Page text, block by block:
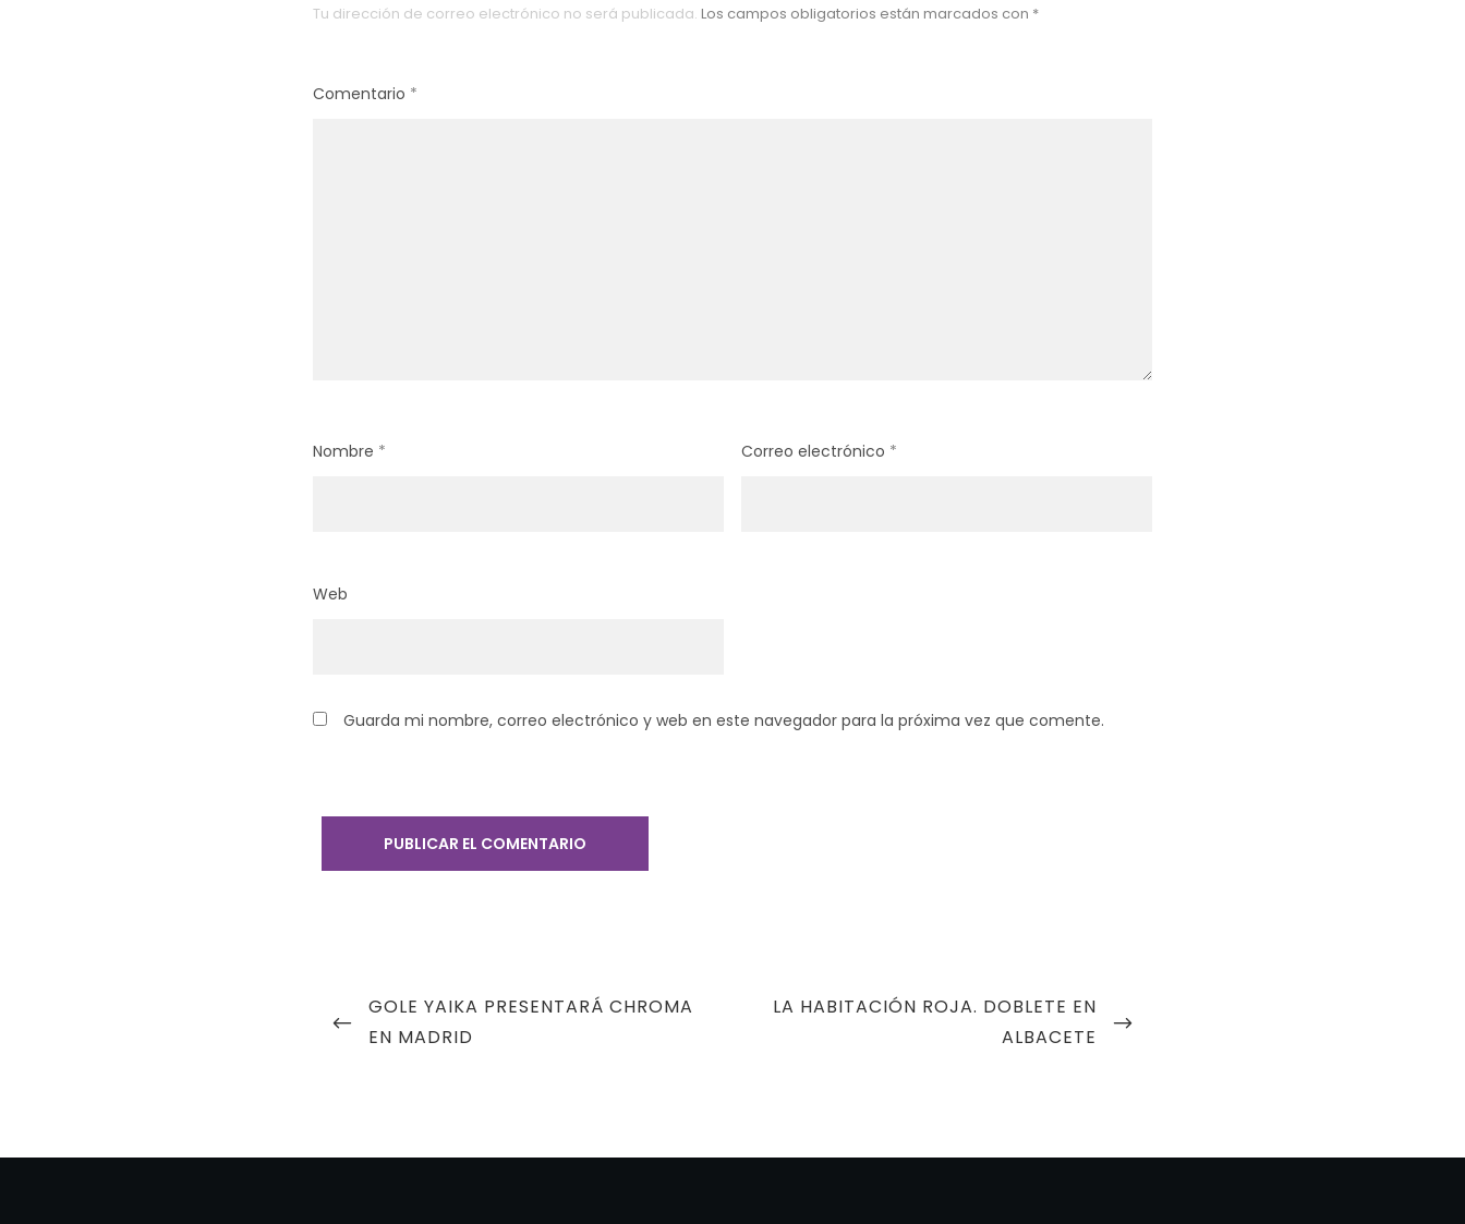
Tu dirección de correo electrónico no será publicada. Los campos obligatorios están marcados con *
Comentario *
Nombre * Correo electrónico *
Web
Guarda mi nombre, correo electrónico y web en este navegador para la próxima vez que comente.
Navegación
de
PREVIOUS
POST
GOLE YAIKA PRESENTARÁ CHROMA
EN MADRID
NEXT
LA HABITACIÓN ROJA. DOBLETE EN
ALBACETE